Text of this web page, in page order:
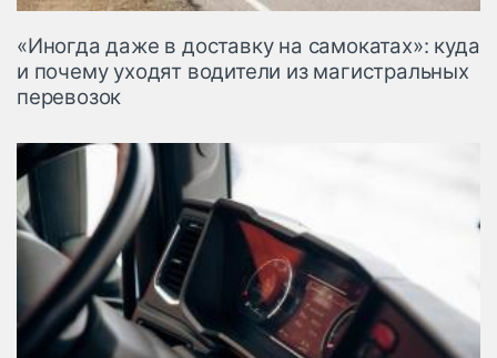
«Иногда даже в доставку на самокатах»: куда
и почему уходят водители из магистральных
перевозок